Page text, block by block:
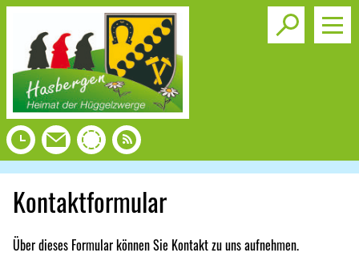
Toggle
Kontaktformular
Über dieses Formular können Sie Kontakt zu uns aufnehmen.